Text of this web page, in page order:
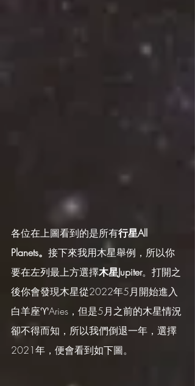
各位在上圖看到的是所有行星All
Planets。 接下來我用木星舉例，所以你
要在左列最上方選擇木星Jupiter。打開之
後你會發現木星從2022年5月開始進入
白羊座♈️Aries，但是5月之前的木星情況
卻不得而知，所以我們倒退一年，選擇
2021年，便會看到如下圖。